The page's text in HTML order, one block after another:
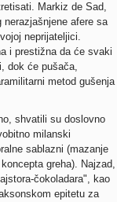
Markiz de Sad,
afere sa
neprijateljici.
i prestižna da će svaki
dok će pušača,
metod gušenja
shvatili su doslovno
milanski
sablazni (mazanje
greha). Najzad,
čokoladara", kao
epitetu za